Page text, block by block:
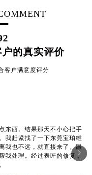
的真实评价
客户满意度评分
东西。结果那天不小心把手
我赶紧找了一下东莞宝珀维
我也不远，就直接来了。跟
我处理。经过表匠的修复，